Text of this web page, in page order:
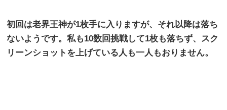
初回は老界王神が1枚手に入りますが、それ以降は落ち
ないようです。私も10数回挑戦して1枚も落ちず、スク
リーンショットを上げている人も一人もおりません。